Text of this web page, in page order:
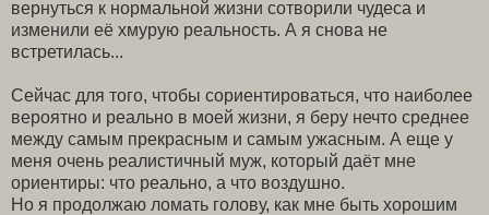
вернуться к нормальной жизни сотворили чудеса и
изменили её хмурую реальность. А я снова не
встретилась...
Сейчас для того, чтобы сориентироваться, что наиболее
вероятно и реально в моей жизни, я беру нечто среднее
между самым прекрасным и самым ужасным. А еще у
меня очень реалистичный муж, который даёт мне
ориентиры: что реально, а что воздушно.
Но я продолжаю ломать голову, как мне быть хорошим